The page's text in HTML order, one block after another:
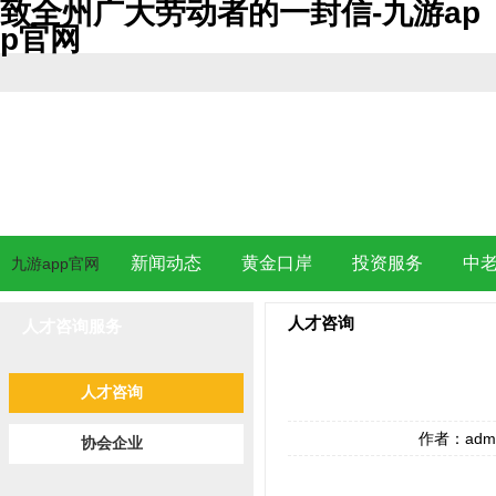
致全州广大劳动者的一封信-九游ap
p官网
九游app官网 新闻动态 黄金口岸 投资服务 中
人才咨询
协会企业
人才咨询
作者：